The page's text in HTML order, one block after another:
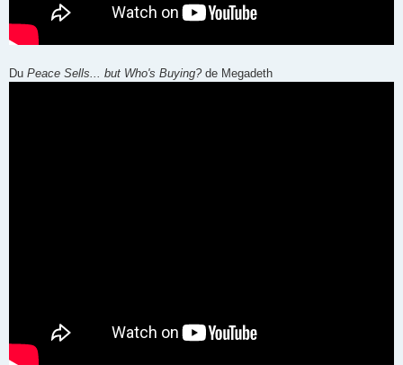
Du Peace Sells... but Who's Buying?de Megadeth